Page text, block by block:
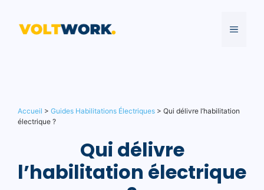
contenu
MENU
Accueil > Guides Habilitations Électriques > Qui délivre l’habilitation
électrique ?
Qui délivre
l’habilitation électrique